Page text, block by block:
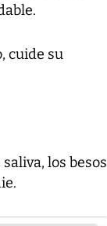
cuide su
los besos